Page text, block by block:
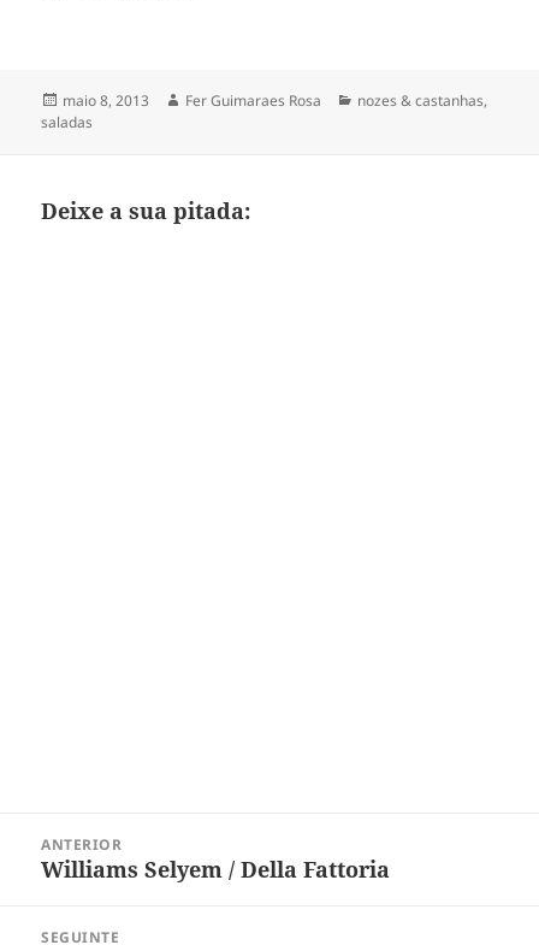
Publicado
em
maio 8, 2013 Autor
Fer Guimaraes Rosa Categorias
nozes & castanhas,
saladas
Deixe a sua pitada:
ANTERIOR
Post
Williams Selyem / Della Fattoria
SEGUINTE